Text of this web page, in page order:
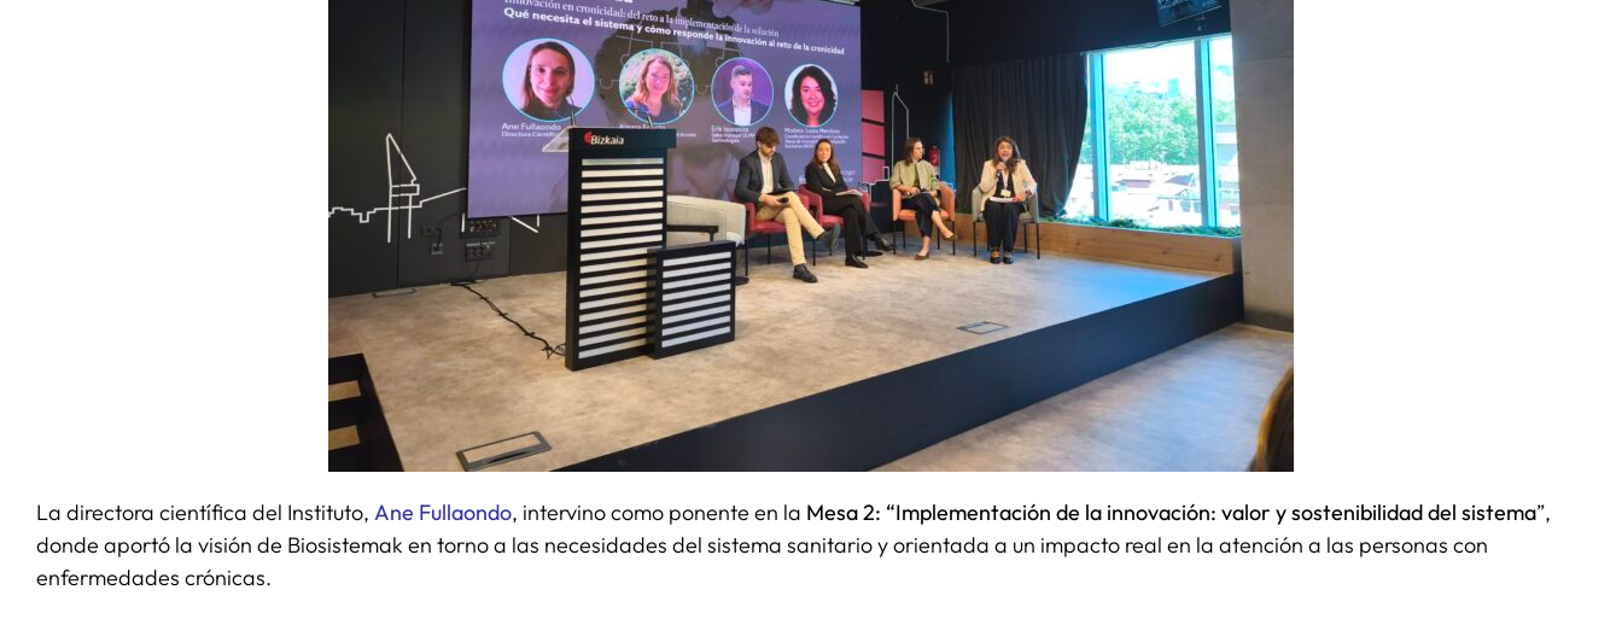
La directora científica del Instituto, Ane Fullaondo, intervino como ponente en la Mesa 2: “Implementación de la innovación: valor y sostenibilidad del sistema”,
donde aportó la visión de Biosistemak en torno a las necesidades del sistema sanitario y orientada a un impacto real en la atención a las personas con
enfermedades crónicas.